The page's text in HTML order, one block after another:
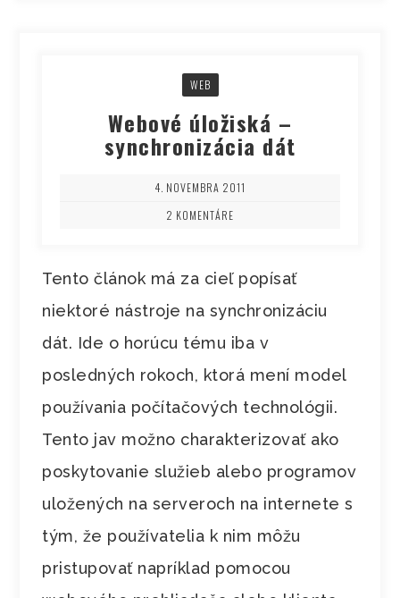
WEB
Webové úložiská –
synchronizácia dát
4. NOVEMBRA 2011
2 KOMENTÁRE
Tento článok má za cieľ popísať
niektoré nástroje na synchronizáciu
dát. Ide o horúcu tému iba v
posledných rokoch, ktorá mení model
používania počítačových technológii.
Tento jav možno charakterizovať ako
poskytovanie služieb alebo programov
uložených na serveroch na internete s
tým, že používatelia k nim môžu
pristupovať napríklad pomocou